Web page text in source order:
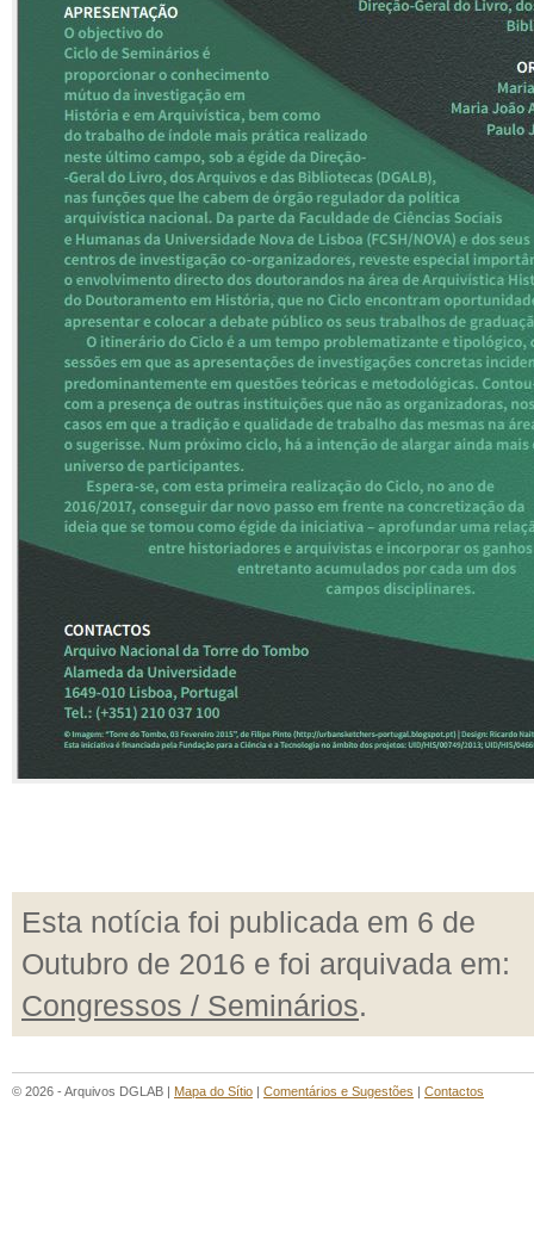
Esta notícia foi publicada em 6 de
Outubro de 2016 e foi arquivada em:
Congressos / Seminários.
© 2026 - Arquivos DGLAB | Mapa do Sítio | Comentários e Sugestões | Contactos